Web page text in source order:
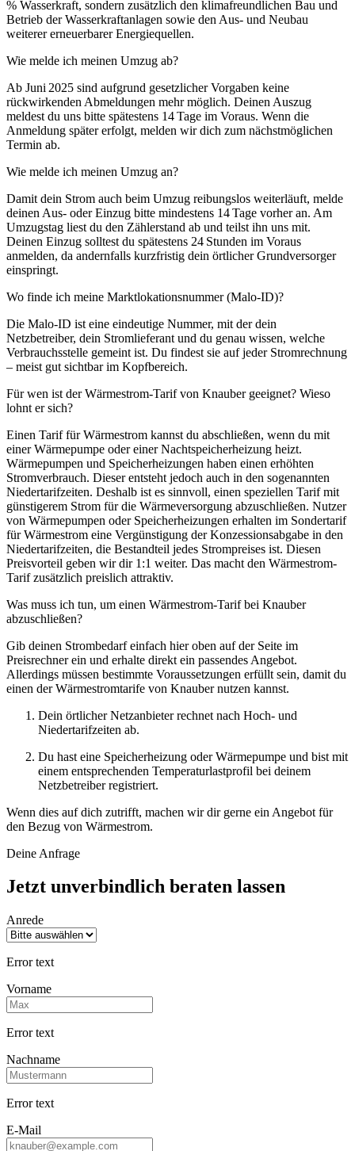
% Wasserkraft, sondern zusätzlich den klimafreundlichen Bau und
Betrieb der Wasserkraftanlagen sowie den Aus- und Neubau
weiterer erneuerbarer Energiequellen.
Wie melde ich meinen Umzug ab?
Ab Juni 2025 sind aufgrund gesetzlicher Vorgaben keine
rückwirkenden Abmeldungen mehr möglich. Deinen Auszug
meldest du uns bitte spätestens 14 Tage im Voraus. Wenn die
Anmeldung später erfolgt, melden wir dich zum nächstmöglichen
Termin ab.
Wie melde ich meinen Umzug an?
Damit dein Strom auch beim Umzug reibungslos weiterläuft, melde
deinen Aus‑ oder Einzug bitte mindestens 14 Tage vorher an. Am
Umzugstag liest du den Zählerstand ab und teilst ihn uns mit.
Deinen Einzug solltest du spätestens 24 Stunden im Voraus
anmelden, da andernfalls kurzfristig dein örtlicher Grundversorger
einspringt.
Wo finde ich meine Marktlokationsnummer (Malo‑ID)?
Die Malo‑ID ist eine eindeutige Nummer, mit der dein
Netzbetreiber, dein Stromlieferant und du genau wissen, welche
Verbrauchsstelle gemeint ist. Du findest sie auf jeder Stromrechnung
– meist gut sichtbar im Kopfbereich.
Für wen ist der Wärmestrom-Tarif von Knauber geeignet? Wieso
lohnt er sich?
Einen Tarif für Wärmestrom kannst du abschließen, wenn du mit
einer Wärmepumpe oder einer Nachtspeicherheizung heizt.
Wärmepumpen und Speicherheizungen haben einen erhöhten
Stromverbrauch. Dieser entsteht jedoch auch in den sogenannten
Niedertarifzeiten. Deshalb ist es sinnvoll, einen speziellen Tarif mit
günstigerem Strom für die Wärmeversorgung abzuschließen. Nutzer
von Wärmepumpen oder Speicherheizungen erhalten im Sondertarif
für Wärmestrom eine Vergünstigung der Konzessionsabgabe in den
Niedertarifzeiten, die Bestandteil jedes Strompreises ist. Diesen
Preisvorteil geben wir dir 1:1 weiter. Das macht den Wärmestrom-
Tarif zusätzlich preislich attraktiv.
Was muss ich tun, um einen Wärmestrom-Tarif bei Knauber
abzuschließen?
Gib deinen Strombedarf einfach hier oben auf der Seite im
Preisrechner ein und erhalte direkt ein passendes Angebot.
Allerdings müssen bestimmte Voraussetzungen erfüllt sein, damit du
einen der Wärmestromtarife von Knauber nutzen kannst.
Dein örtlicher Netzanbieter rechnet nach Hoch- und
Niedertarifzeiten ab.
Du hast eine Speicherheizung oder Wärmepumpe und bist mit
einem entsprechenden Temperaturlastprofil bei deinem
Netzbetreiber registriert.
Wenn dies auf dich zutrifft, machen wir dir gerne ein Angebot für
den Bezug von Wärmestrom.
Deine Anfrage
Jetzt unverbindlich beraten lassen
Anrede
Error text
Vorname
Error text
Nachname
Error text
E-Mail